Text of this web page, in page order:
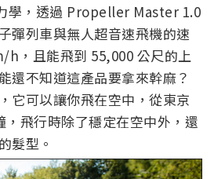
學，透過 Propeller Master 1.0
彈列車與無人超音速飛機的速
h，且能飛到 55,000 公尺的上
還不知道這產品要拿來幹麻？
它可以讓你飛在空中，從東京
，飛行時除了穩定在空中外，還
髮型。